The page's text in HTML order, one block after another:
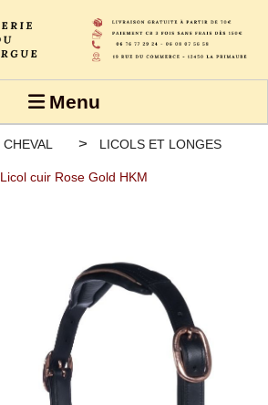
Menu
CHEVAL LICOLS ET LONGES
Licol cuir Rose Gold HKM